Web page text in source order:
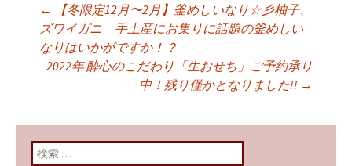
投稿ナビゲーショ
ン
←
【冬限定12月〜2月】釜めしいなり☆彡柚子、
ズワイガニ 手土産にお集りに話題の釜めしい
なりはいかがですか！？
2022年 酔心のこだわり「生おせち」ご予約承り
中！残り僅かとなりました!! →
検索: